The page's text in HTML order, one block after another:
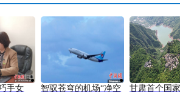
手女
智驭苍穹的机场“净空
甘肃首个国